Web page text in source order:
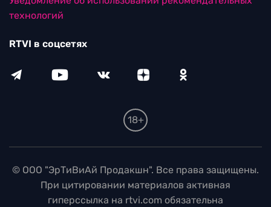
технологий
RTVI в соцсетях
18+
© ООО "ЭрТиВиАй Продакшн". Все права защищены.
При цитировании материалов активная
гиперссылка на rtvi.com обязательна